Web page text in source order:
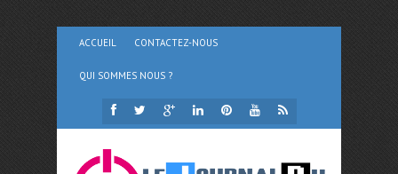
ACCUEIL CONTACTEZ-NOUS
QUI SOMMES NOUS ?